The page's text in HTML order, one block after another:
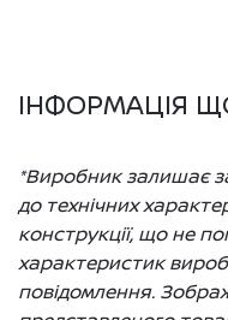
ІНФОРМАЦІЯ
*Виробник залишає
до технічних
конструкції, що не
характеристик
повідомлення.